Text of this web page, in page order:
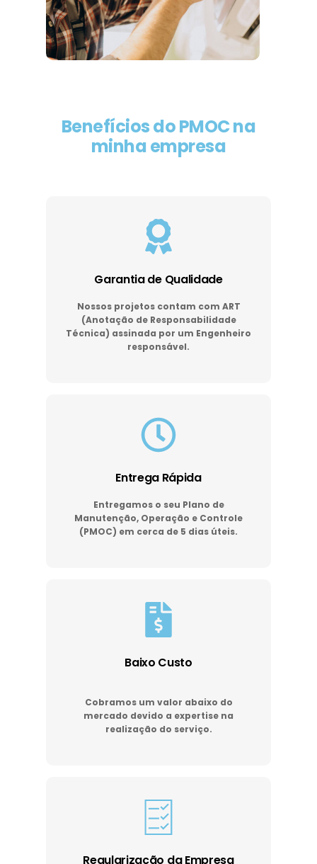
Benefícios do PMOC na
minha empresa
Garantia de Qualidade
Nossos projetos contam com ART
(Anotação de Responsabilidade
Técnica) assinada por um Engenheiro
responsável.
Entrega Rápida
Entregamos o seu Plano de
Manutenção, Operação e Controle
(PMOC) em cerca de 5 dias úteis.
Baixo Custo
Cobramos um valor abaixo do
mercado devido a expertise na
realização do serviço.
Regularização da Empresa